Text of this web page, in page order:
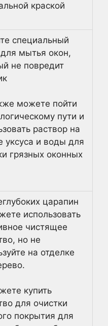
краской
специальный
мытья окон,
не повредит
можете пойти
пути и
раствор на
уксуса и воды для
грязных оконных
царапин
использовать
чистящее
но не
на отделке
купить
для очистки
покрытия для